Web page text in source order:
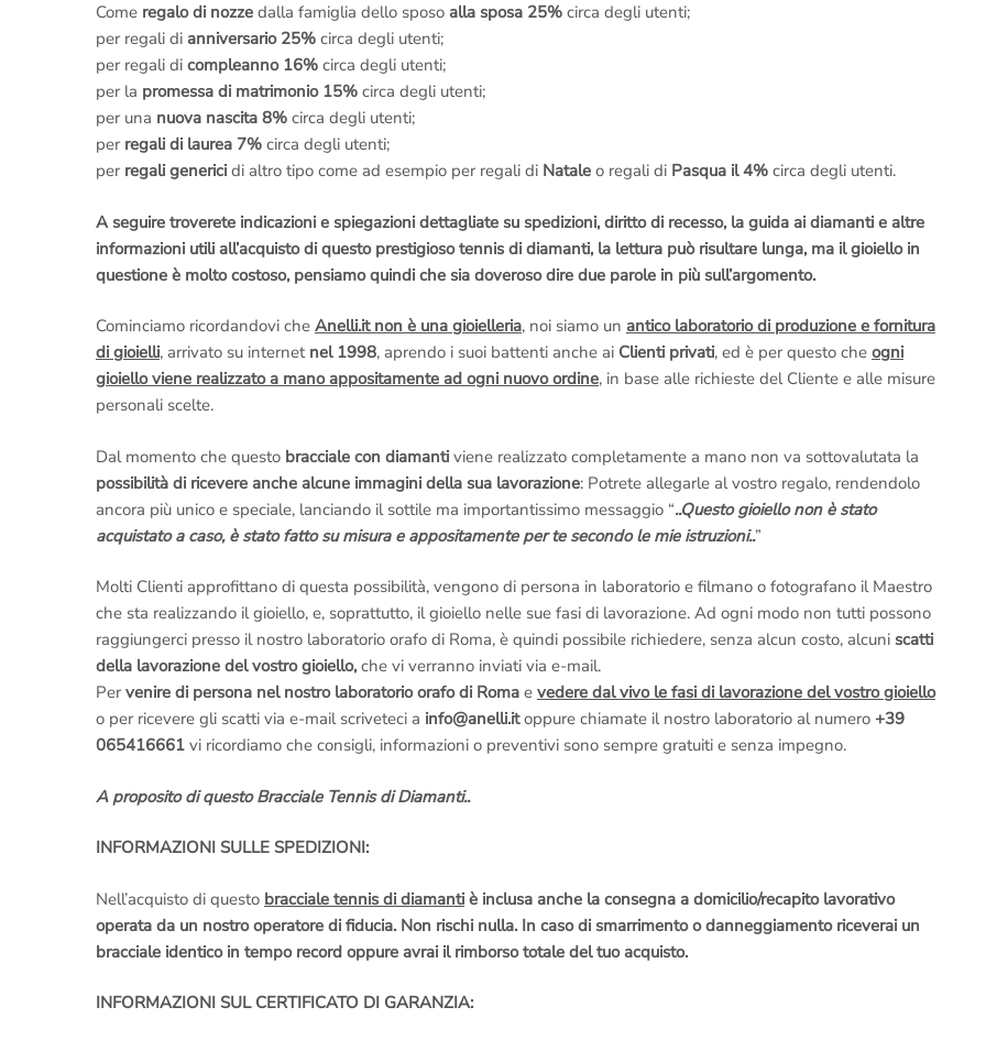
Come regalo di nozze dalla famiglia dello sposo alla sposa 25% circa degli utenti;
per regali di anniversario 25% circa degli utenti;
per regali di compleanno 16% circa degli utenti;
per la promessa di matrimonio 15% circa degli utenti;
per una nuova nascita 8% circa degli utenti;
per regali di laurea 7% circa degli utenti;
per regali generici di altro tipo come ad esempio per regali di Natale o regali di Pasqua il 4% circa degli utenti.
A seguire troverete indicazioni e spiegazioni dettagliate su spedizioni, diritto di recesso, la guida ai diamanti e altre
informazioni utili all’acquisto di questo prestigioso tennis di diamanti, la lettura può risultare lunga, ma il gioiello in
questione è molto costoso, pensiamo quindi che sia doveroso dire due parole in più sull’argomento.
Cominciamo ricordandovi che Anelli.it non è una gioielleria, noi siamo un antico laboratorio di produzione e fornitura
di gioielli, arrivato su internet nel 1998, aprendo i suoi battenti anche ai Clienti privati, ed è per questo che ogni
gioiello viene realizzato a mano appositamente ad ogni nuovo ordine, in base alle richieste del Cliente e alle misure
personali scelte.
Dal momento che questo bracciale con diamanti viene realizzato completamente a mano non va sottovalutata la
possibilità di ricevere anche alcune immagini della sua lavorazione: Potrete allegarle al vostro regalo, rendendolo
ancora più unico e speciale, lanciando il sottile ma importantissimo messaggio “..Questo gioiello non è stato
acquistato a caso, è stato fatto su misura e appositamente per te secondo le mie istruzioni..”
Molti Clienti approfittano di questa possibilità, vengono di persona in laboratorio e filmano o fotografano il Maestro
che sta realizzando il gioiello, e, soprattutto, il gioiello nelle sue fasi di lavorazione. Ad ogni modo non tutti possono
raggiungerci presso il nostro laboratorio orafo di Roma, è quindi possibile richiedere, senza alcun costo, alcuni scatti
della lavorazione del vostro gioiello, che vi verranno inviati via e-mail.
Per venire di persona nel nostro laboratorio orafo di Roma e vedere dal vivo le fasi di lavorazione del vostro gioiello
o per ricevere gli scatti via e-mail scriveteci a info@anelli.itoppure chiamate il nostro laboratorio al numero +39
065416661 vi ricordiamo che consigli, informazioni o preventivi sono sempre gratuiti e senza impegno.
A proposito di questo Bracciale Tennis di Diamanti..
INFORMAZIONI SULLE SPEDIZIONI:
Nell’acquisto di questo bracciale tennis di diamanti è inclusa anche la consegna a domicilio/recapito lavorativo
operata da un nostro operatore di fiducia. Non rischi nulla. In caso di smarrimento o danneggiamento riceverai un
bracciale identico in tempo record oppure avrai il rimborso totale del tuo acquisto.
INFORMAZIONI SUL CERTIFICATO DI GARANZIA: